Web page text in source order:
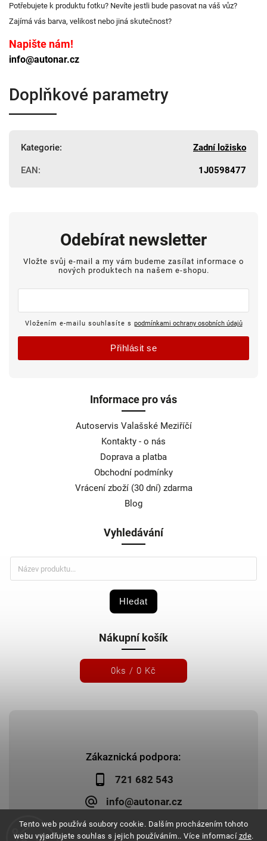
Tento web používá soubory cookie. Dalším procházením tohoto
webu vyjadřujete souhlas s jejich používáním.. Více informací zde.
Potřebujete k produktu fotku? Nevíte jestli bude pasovat na váš vůz?
Zajímá vás barva, velikost nebo jiná skutečnost?
Napište nám!
info@autonar.cz
Doplňkové parametry
Kategorie: Zadní ložisko
EAN: 1J0598477
Zákaznická podpora:
721 682 543
info@autonar.cz
Informace pro vás
Autoservis Valašské Meziříčí
Kontakty - o nás
Doprava a platba
Obchodní podmínky
Vrácení zboží (30 dní) zdarma
Blog
Vyhledávání
Hledat
Nákupní košík
0ks / 0 Kč
Odebírat newsletter
Vložte svůj e-mail a my vám budeme zasílat informace o
nových produktech na našem e-shopu.
Vložením e-mailu souhlasíte s podmínkami ochrany osobních údajů
Přihlásit se